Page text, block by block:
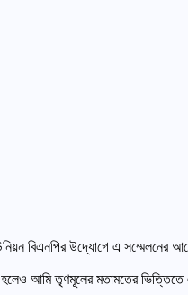
বিএনপির উদ্যোগে এ সম্মেলনের
হলেও আমি তৃণমূলের মতামতের